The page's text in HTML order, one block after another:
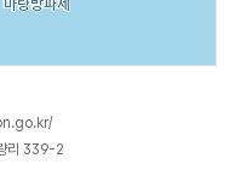
리 339-2